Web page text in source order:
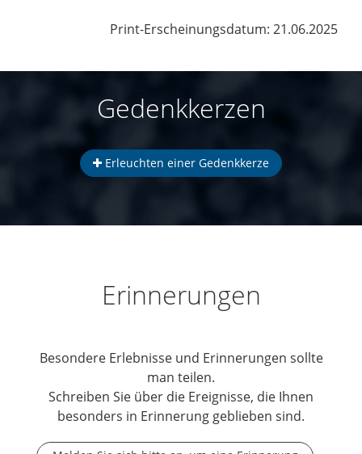
Print-Erscheinungsdatum: 21.06.2025
Gedenkkerzen
Erleuchten einer Gedenkkerze
Erinnerungen
Besondere Erlebnisse und Erinnerungen sollte
man teilen.
Schreiben Sie über die Ereignisse, die Ihnen
besonders in Erinnerung geblieben sind.